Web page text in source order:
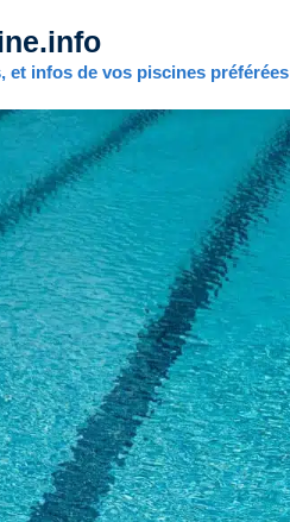
et infos de vos piscines préférées